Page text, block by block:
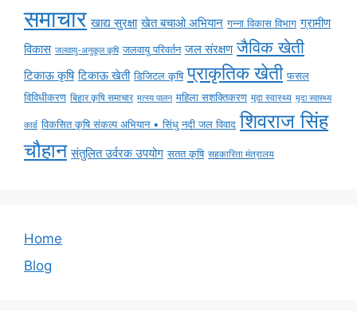
समाचार खाद्य सुरक्षा खेत बचाओ अभियान गन्ना विकास विभाग ग्रामीण
विकास जलवायु-अनुकूल कृषि जलवायु परिवर्तन जल संरक्षण जैविक खेती
टिकाऊ कृषि टिकाऊ खेती डिजिटल कृषि प्राकृतिक खेती फसल
विविधीकरण बिहार कृषि समाचार मत्स्य पालन महिला सशक्तिकरण मृदा स्वास्थ्य मृदा स्वास्थ्य
कार्ड विकसित कृषि संकल्प अभियान • सिंधु नदी जल विवाद शिवराज सिंह
चौहान संतुलित उर्वरक उपयोग सतत कृषि सहकारिता मंत्रालय
Home
Blog